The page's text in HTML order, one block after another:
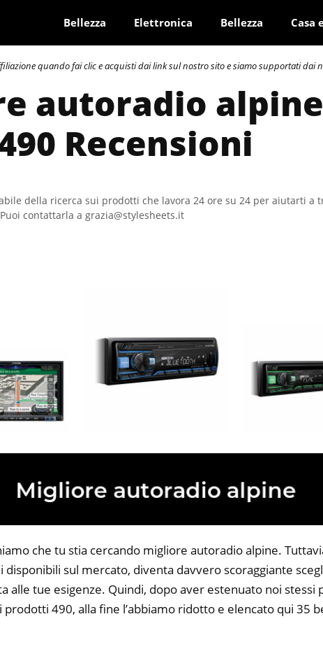
Bellezza Elettronica Bellezza Casa
quando fai clic e acquisti dai link sul nostro sito e siamo supportati dai
autoradio
Recensioni
della ricerca sui prodotti che lavora 24 ore su 24 per aiutarti a
contattarla a grazia@stylesheets.it
che tu stia cercando migliore autoradio alpine.
disponibili sul mercato, diventa davvero scoraggiante
alle tue esigenze. Quindi, dopo aver estenuato noi stessi
490, alla fine l’abbiamo ridotto e elencato qui 35